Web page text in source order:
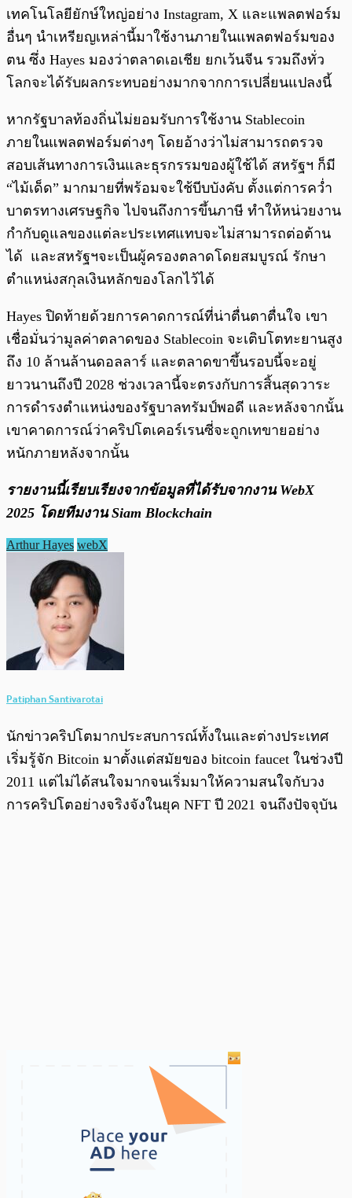
เทคโนโลยียักษ์ใหญ่อย่าง Instagram, X และแพลตฟอร์ม
อื่นๆ นำเหรียญเหล่านี้มาใช้งานภายในแพลตฟอร์มของ
ตน ซึ่ง Hayes มองว่าตลาดเอเชีย ยกเว้นจีน รวมถึงทั่ว
โลกจะได้รับผลกระทบอย่างมากจากการเปลี่ยนแปลงนี้
หากรัฐบาลท้องถิ่นไม่ยอมรับการใช้งาน Stablecoin
ภายในแพลตฟอร์มต่างๆ โดยอ้างว่าไม่สามารถตรวจ
สอบเส้นทางการเงินและธุรกรรมของผู้ใช้ได้ สหรัฐฯ ก็มี
“ไม้เด็ด” มากมายที่พร้อมจะใช้บีบบังคับ ตั้งแต่การคว่ำ
บาตรทางเศรษฐกิจ ไปจนถึงการขึ้นภาษี ทำให้หน่วยงาน
กำกับดูแลของแต่ละประเทศแทบจะไม่สามารถต่อต้าน
ได้ และสหรัฐฯจะเป็นผู้ครองตลาดโดยสมบูรณ์ รักษา
ตำแหน่งสกุลเงินหลักของโลกไว้ได้
Hayes ปิดท้ายด้วยการคาดการณ์ที่น่าตื่นตาตื่นใจ เขา
เชื่อมั่นว่ามูลค่าตลาดของ Stablecoin จะเติบโตทะยานสูง
ถึง 10 ล้านล้านดอลลาร์ และตลาดขาขึ้นรอบนี้จะอยู่
ยาวนานถึงปี 2028 ช่วงเวลานี้จะตรงกับการสิ้นสุดวาระ
การดำรงตำแหน่งของรัฐบาลทรัมป์พอดี และหลังจากนั้น
เขาคาดการณ์ว่าคริปโตเคอร์เรนซี่จะถูกเทขายอย่าง
หนักภายหลังจากนั้น
รายงานนี้เรียบเรียงจากข้อมูลที่ได้รับจากงาน WebX
2025 โดยทีมงาน Siam Blockchain
Arthur Hayes webX
Patiphan Santivarotai
นักข่าวคริปโตมากประสบการณ์ทั้งในและต่างประเทศ
เริ่มรู้จัก Bitcoin มาตั้งแต่สมัยของ bitcoin faucet ในช่วงปี
2011 แต่ไม่ได้สนใจมากจนเริ่มมาให้ความสนใจกับวง
การคริปโตอย่างจริงจังในยุค NFT ปี 2021 จนถึงปัจจุบัน